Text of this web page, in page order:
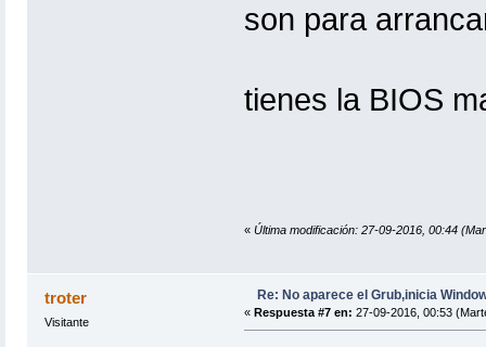
son para
tienes la BIOS
« Última modificación: 27-09-2016, 00:44
troter
Visitante
Re: No aparece el Grub,inicia
« Respuesta #7 en: 27-09-2016, 00:53